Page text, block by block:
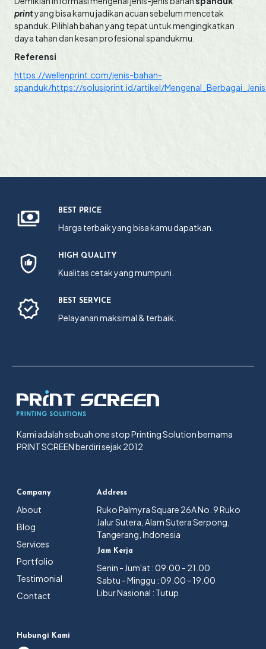
printyang bisa kamu jadikan acuan sebelum mencetak
spanduk. Pilihlah bahan yang tepat untuk mengingkatkan
daya tahan dan kesan profesional spandukmu.
Referensi
https://wellenprint.com/jenis-bahan-
spanduk/https://solusiprint.id/artikel/
BEST PRICE
Harga terbaik yang bisa kamu dapatkan.
HIGH QUALITY
Kualitas cetak yang mumpuni.
BEST SERVICE
Pelayanan maksimal & terbaik.
Kami adalah sebuah one stop Printing Solution bernama
PRINT SCREEN berdiri sejak 2012
Company
About
Blog
Services
Portfolio
Testimonial
Contact
Address
Ruko Palmyra Square 26A No. 9 Ruko
Jalur Sutera, Alam Sutera Serpong,
Tangerang, Indonesia
Jam Kerja
Senin - Jum'at : 09.00 - 21.00
Sabtu - Minggu : 09.00 - 19.00
Libur Nasional : Tutup
Hubungi Kami